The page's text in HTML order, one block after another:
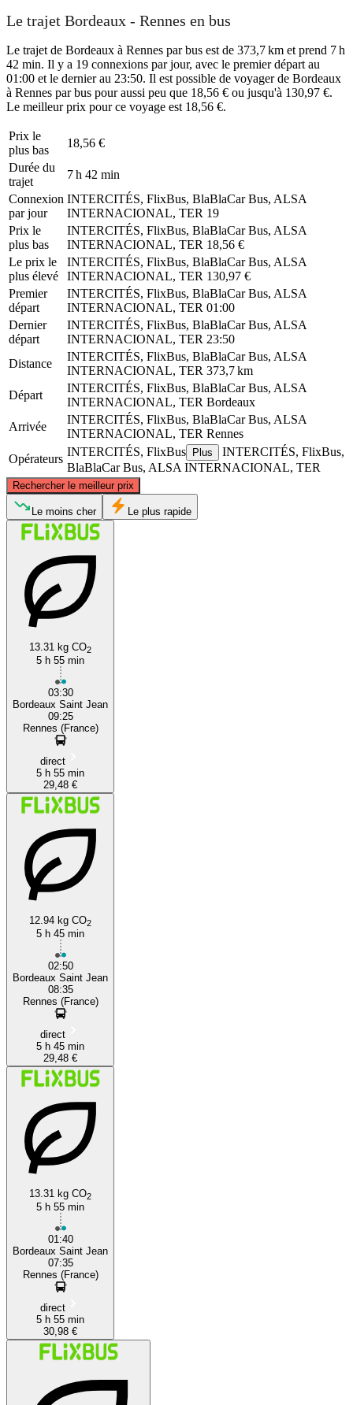
Le trajet Bordeaux - Rennes en bus
Le trajet de Bordeaux à Rennes par bus est de 373,7 km et prend 7 h
42 min. Il y a 19 connexions par jour, avec le premier départ au
01:00 et le dernier au 23:50. Il est possible de voyager de Bordeaux
à Rennes par bus pour aussi peu que 18,56 € ou jusqu'à 130,97 €.
Le meilleur prix pour ce voyage est 18,56 €.
Prix ​​le
plus bas
18,56 €
Durée du
trajet
7 h 42 min
Connexion
par jour
INTERCITÉS, FlixBus, BlaBlaCar Bus, ALSA
INTERNACIONAL, TER 19
Prix ​​le
plus bas
INTERCITÉS, FlixBus, BlaBlaCar Bus, ALSA
INTERNACIONAL, TER 18,56 €
Le prix le
plus élevé
INTERCITÉS, FlixBus, BlaBlaCar Bus, ALSA
INTERNACIONAL, TER 130,97 €
Premier
départ
INTERCITÉS, FlixBus, BlaBlaCar Bus, ALSA
INTERNACIONAL, TER 01:00
Dernier
départ
INTERCITÉS, FlixBus, BlaBlaCar Bus, ALSA
INTERNACIONAL, TER 23:50
Distance
INTERCITÉS, FlixBus, BlaBlaCar Bus, ALSA
INTERNACIONAL, TER 373,7 km
Départ
INTERCITÉS, FlixBus, BlaBlaCar Bus, ALSA
INTERNACIONAL, TER Bordeaux
Arrivée
INTERCITÉS, FlixBus, BlaBlaCar Bus, ALSA
INTERNACIONAL, TER Rennes
Opérateurs
INTERCITÉS, FlixBus Plus
INTERCITÉS, FlixBus,
BlaBlaCar Bus, ALSA INTERNACIONAL, TER
Rechercher le meilleur prix
Rennes
©CARTO, © OpenStreetMap contributors
Le moins cher Le plus rapide
13.31 kg CO2
5 h 55 min
03:30
Bordeaux Saint Jean
09:25
Rennes (France)
direct
5 h 55 min
29,48 €
12.94 kg CO2
5 h 45 min
02:50
Bordeaux Saint Jean
08:35
Rennes (France)
direct
5 h 45 min
29,48 €
13.31 kg CO2
5 h 55 min
01:40
Bordeaux Saint Jean
07:35
Rennes (France)
direct
5 h 55 min
30,98 €